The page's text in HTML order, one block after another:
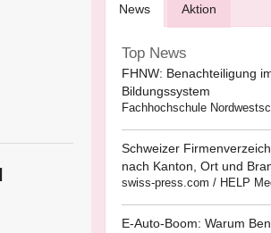
News Aktion
Top News
FHNW: Benachteiligung
Bildungssystem
Fachhochschule
Schweizer
nach Kanton, Ort und
swiss-press.com / HELP
E-Auto-Boom: Warum